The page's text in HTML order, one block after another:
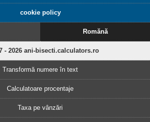
cookie policy
Romănă
- 2026 ani-bisecti.calculators.ro
Transformă numere în text
Calculatoare procentaje
Taxa pe vânzări